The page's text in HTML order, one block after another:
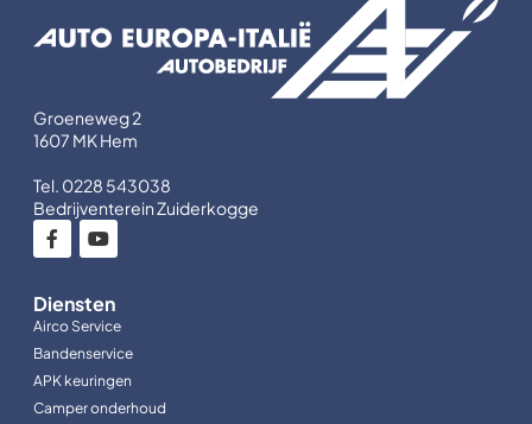
Groeneweg 2
1607 MK Hem
Tel. 0228 543038
Bedrijventerein Zuiderkogge
Diensten
Airco Service
Bandenservice
APK keuringen
Camper onderhoud